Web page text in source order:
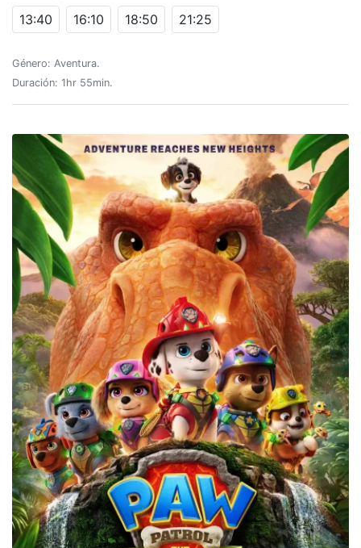
13:40
16:10 18:50 21:25
Género: Aventura.
Duración: 1hr 55min.